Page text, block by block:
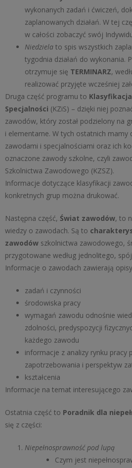
wykonanych zadań i ćwiczeń,
zaplanowanych działań. W tej
w całości zobaczyć swój
Niedziela to spis wszystkich
tygodnia działań do wykonania.
otrzymuje się TERMINARZ,
realizować przyjęte wcześniej
Druga część programu to
Specjalności (KZiS) – dzięki niej
zawodów, który został podzielony na
i elementarne. W tych ostatnich mamy
zawodami i specjalnościami oraz ich
oznaczone zawody szkolne, czyli
Szkolnictwa Zawodowego (KZSZ).
Informacje dotyczące klasyfikacji
konkretnych grup można drukować.
Następna część, Świat zawodów, to
wiedzy o zawodach. Są to
zawodów szkolnictwa zawodowego,
przygotowane według jednolitego,
Informacje o zawodach zawierają
zadań i czynności
środowiska pracy
wymagań zawodu odnośnie
zdolności, predyspozycji
każdego zawodu
informacje z analizy rynku pracy
zapotrzebowania i perspektyw
kształcenia
Informacje na temat interesującego
Ostatnia część to Poradnik dla
się z części:
Niepełnosprawność pod lupą
Czym jest